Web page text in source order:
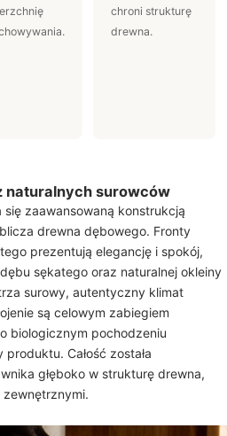
chroni strukturę
drewna.
naturalnych surowców
się zaawansowaną konstrukcją
drewna dębowego. Fronty
prezentują elegancję i spokój,
sękatego oraz naturalnej okleiny
surowy, autentyczny klimat
są celowym zabiegiem
biologicznym pochodzeniu
Całość została
głęboko w strukturę drewna,